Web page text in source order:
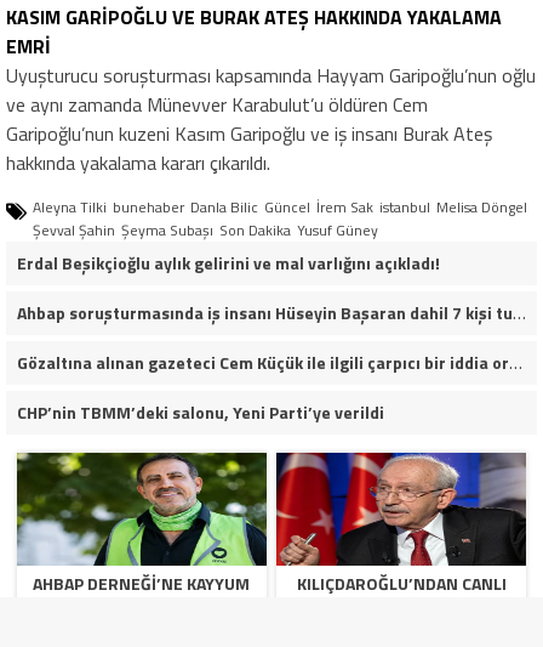
KASIM GARİPOĞLU VE BURAK ATEŞ HAKKINDA YAKALAMA
EMRİ
Uyuşturucu soruşturması kapsamında Hayyam Garipoğlu’nun oğlu
ve aynı zamanda Münevver Karabulut’u öldüren Cem
Garipoğlu’nun kuzeni Kasım Garipoğlu ve iş insanı Burak Ateş
hakkında yakalama kararı çıkarıldı.
Aleyna Tilki bunehaber Danla Bilic Güncel İrem Sak istanbul Melisa Döngel
Şevval Şahin Şeyma Subaşı Son Dakika Yusuf Güney
Erdal Beşikçioğlu aylık gelirini ve mal varlığını açıkladı!
Ahbap soruşturmasında iş insanı Hüseyin Başaran dahil 7 kişi tutuklandı.
Gözaltına alınan gazeteci Cem Küçük ile ilgili çarpıcı bir iddia ortaya atıldı.
CHP’nin TBMM’deki salonu, Yeni Parti’ye verildi
AHBAP DERNEĞI’NE KAYYUM
KILIÇDAROĞLU’NDAN CANLI